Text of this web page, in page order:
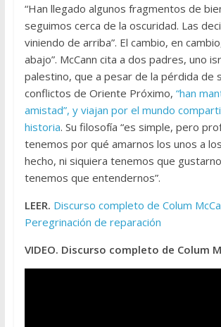
“Han llegado algunos fragmentos de
seguimos cerca de la oscuridad. Las
viniendo de arriba”. El cambio, en
abajo”. McCann cita a dos padres, uno
palestino, que a pesar de la pérdida de
conflictos de Oriente Próximo, “han
amistad”, y viajan por el mundo
historia. Su filosofía “es simple, pero
tenemos por qué amarnos los unos a
hecho, ni siquiera tenemos que
tenemos que entendernos”.
LEER. Discurso completo de Colum
Peregrinación de reparación
VIDEO. Discurso completo de Colum